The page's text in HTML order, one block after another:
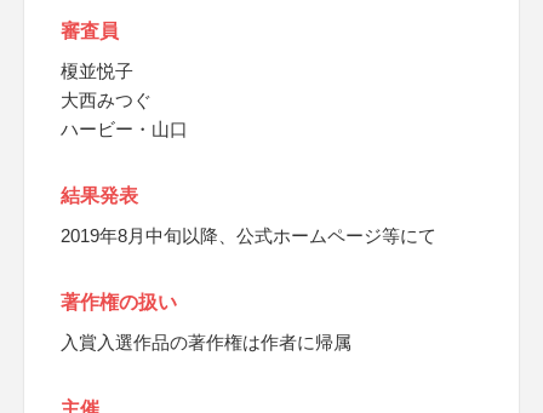
審査員
榎並悦子
大西みつぐ
ハービー・山口
結果発表
2019年8月中旬以降、公式ホームページ等にて
著作権の扱い
入賞入選作品の著作権は作者に帰属
主催